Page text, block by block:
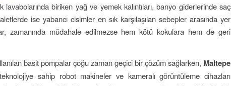
lavabolarında biriken yağ ve yemek kalıntıları, banyo giderlerinde saç
ise yabancı cisimler en sık karşılaşılan sebepler arasında yer
zamanında müdahale edilmezse hem kötü kokulara hem de geri
basit pompalar çoğu zaman geçici bir çözüm sağlarken, Maltepe
sahip robot makineler ve kameralı görüntüleme cihazları